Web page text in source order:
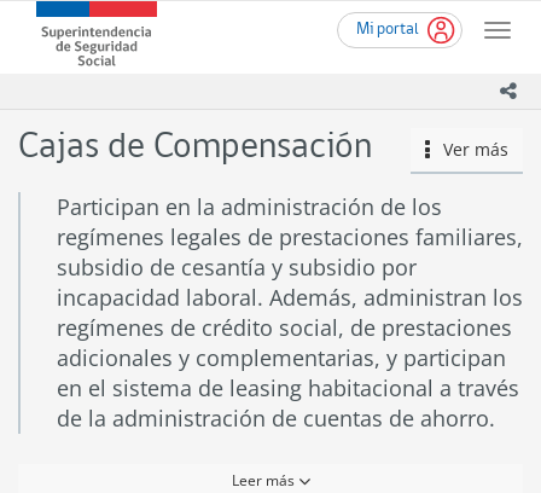
contenido
Mi portal
Toggle
Superintendencia
de
(SUSESO)
-
de
Chile
icono
Ver más
Cajas de Compensación
Participan en la administración de los
regímenes legales de prestaciones familiares,
subsidio de cesantía y subsidio por
incapacidad laboral. Además, administran los
regímenes de crédito social, de prestaciones
adicionales y complementarias, y participan
en el sistema de leasing habitacional a través
de la administración de cuentas de ahorro.
Leer más